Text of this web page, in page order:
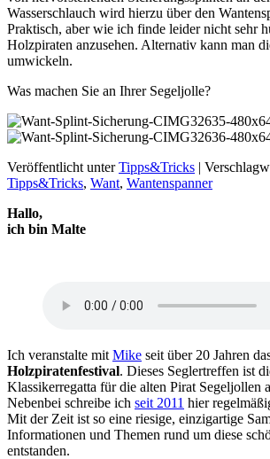
Wasserschlauch wird hierzu über den
Praktisch, aber wie ich finde leider nicht sehr
Holzpiraten anzusehen. Alternativ kann man
umwickeln.
Was machen Sie an Ihrer Segeljolle?
Veröffentlicht unter Tipps&Tricks |
Tipps&Tricks, Want, Wantenspanner
Hallo,
ich bin Malte
Ich veranstalte mit Mike seit über 20 Jahren
Holzpiratenfestival. Dieses Seglertreffen ist
Klassikerregatta für die alten Pirat Segeljollen
Nebenbei schreibe ich seit 2011 hier
Mit der Zeit ist so eine riesige, einzigartige
Informationen und Themen rund um diese
entstanden.